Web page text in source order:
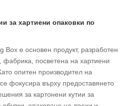
за хартиени опаковки по
Box е основен продукт, разработен
фабрика, посветена на хартиени
опитен производител на
фокусира върху предоставянето
за картонени кутии за